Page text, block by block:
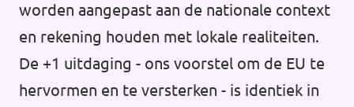
worden aangepast aan de nationale context
en rekening houden met lokale realiteiten.
De +1 uitdaging - ons voorstel om de EU te
hervormen en te versterken - is identiek in